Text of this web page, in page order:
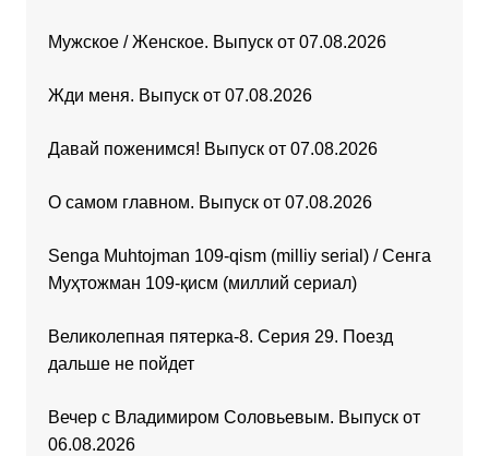
Мужское / Женское. Выпуск от 07.08.2026
Жди меня. Выпуск от 07.08.2026
Давай поженимся! Выпуск от 07.08.2026
О самом главном. Выпуск от 07.08.2026
Senga Muhtojman 109-qism (milliy serial) / Сенга
Муҳтожман 109-қисм (миллий сериал)
Великолепная пятерка-8. Серия 29. Поезд
дальше не пойдет
Вечер с Владимиром Соловьевым. Выпуск от
06.08.2026